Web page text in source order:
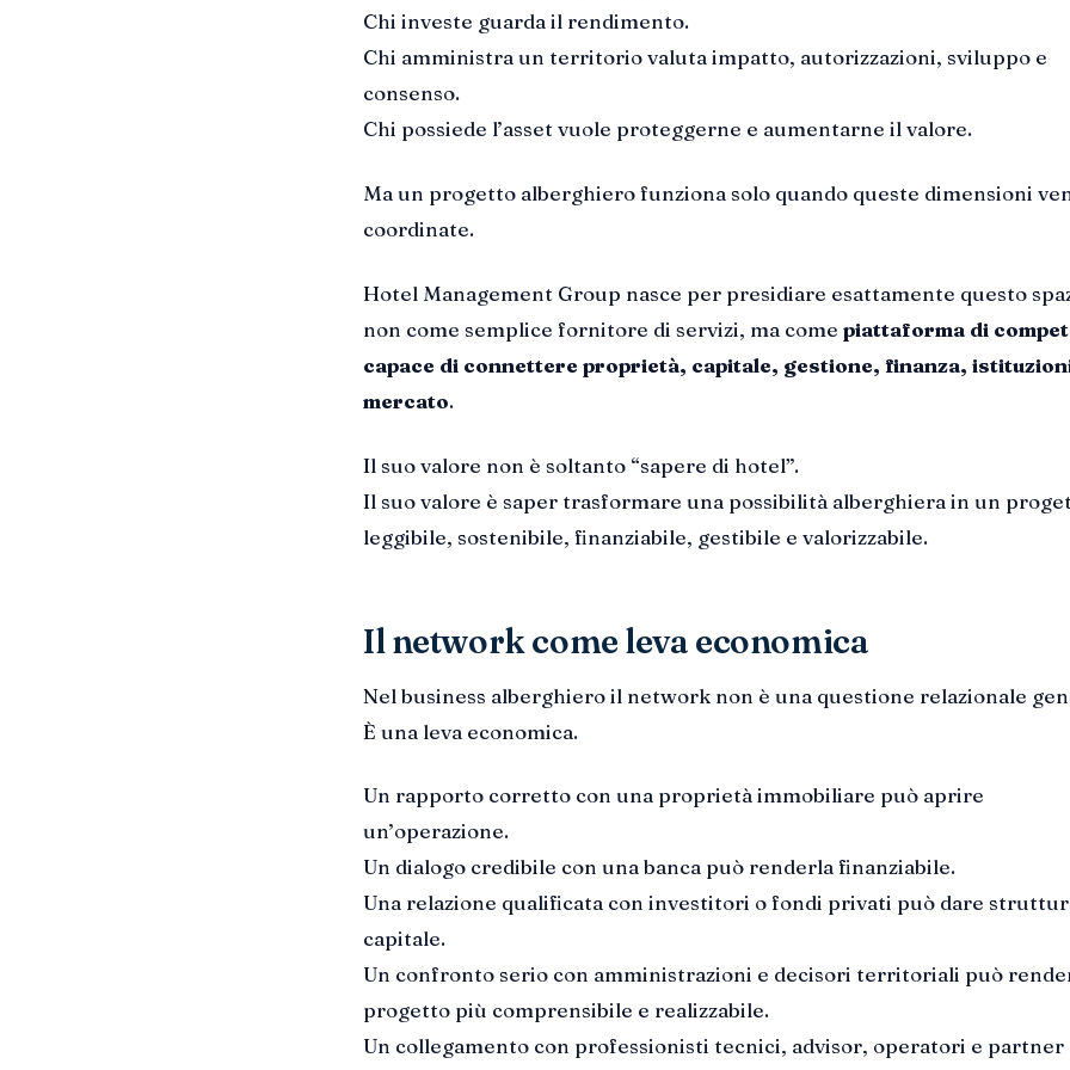
Chi investe guarda il rendimento.
Chi amministra un territorio valuta impatto, autorizzazioni, sviluppo e
consenso.
Chi possiede l’asset vuole proteggerne e aumentarne il valore.
Ma un progetto alberghiero funziona solo quando queste dimensioni
coordinate.
Hotel Management Group nasce per presidiare esattamente questo
non come semplice fornitore di servizi, ma come piattaforma di
capace di connettere proprietà, capitale, gestione, finanza,
mercato.
Il suo valore non è soltanto “sapere di hotel”.
Il suo valore è saper trasformare una possibilità alberghiera in un
leggibile, sostenibile, finanziabile, gestibile e valorizzabile.
Il network come leva economica
Nel business alberghiero il network non è una questione relazionale
È una leva economica.
Un rapporto corretto con una proprietà immobiliare può aprire
un’operazione.
Un dialogo credibile con una banca può renderla finanziabile.
Una relazione qualificata con investitori o fondi privati può dare
capitale.
Un confronto serio con amministrazioni e decisori territoriali può
progetto più comprensibile e realizzabile.
Un collegamento con professionisti tecnici, advisor, operatori e partner